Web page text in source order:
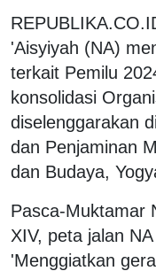
'Aisyiyah (NA)
terkait Pemilu
konsolidasi
diselenggarakan
dan Penjaminan
dan Budaya,
Pasca-Muktamar
XIV, peta jalan
'Menggiatkan